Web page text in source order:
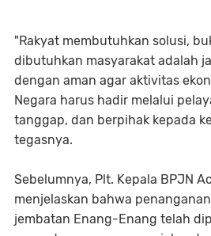
"Rakyat membutuhkan solusi,
dibutuhkan masyarakat adalah
dengan aman agar aktivitas
Negara harus hadir melalui
tanggap, dan berpihak kepada
tegasnya.
Sebelumnya, Plt. Kepala BPJN
menjelaskan bahwa
jembatan Enang-Enang telah